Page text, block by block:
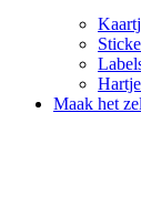
Maak het